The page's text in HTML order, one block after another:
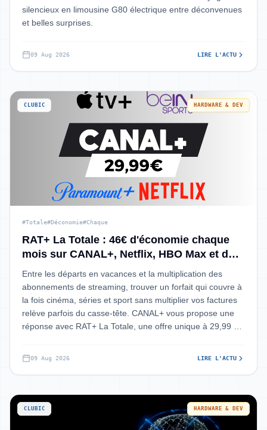
silencieux en limousine G80 électrique entre déconvenues
et belles surprises.
09 Aug 2026 LIRE L'ACTU
CLUBIC HARDWARE & DEV
#Totale#Déconomie#Chaque
RAT+ La Totale : 46€ d'économie chaque
mois sur CANAL+, Netflix, HBO Max et du
sport
Entre les départs en vacances et la multiplication des
abonnements de streaming, trouver un forfait qui couvre à
la fois cinéma, séries et sport sans multiplier vos factures
relève parfois du casse-tête. CANAL+ vous propose une
réponse avec RAT+ La Totale, une offre unique à 29,99 €
09 Aug 2026 LIRE L'ACTU
CLUBIC HARDWARE & DEV